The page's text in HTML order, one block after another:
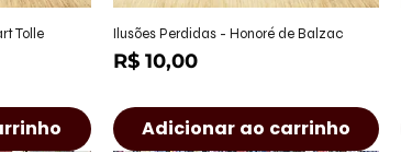
Tolle Visualização rápida
Ilusões Perdidas - Honoré de Balzac
Preço
R$ 10,00
Adicionar ao carrinho